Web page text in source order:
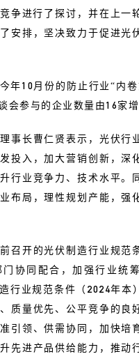
争进行了探讨，并在上一
安排，坚决致力于促进光
年10月份的防止行业“内
会参与的企业数量由16家增
事长曹仁贤表示，光伏行
投入，加大营销创新，深
行业竞争力、技术水平。
布局，理性规划产能，强
召开的光伏制造行业规范
协同配合，加强行业统
行业规范条件（2024年本
质量优先、公平竞争的良
引领、供需协同，加快培
先进产品供给能力，推动